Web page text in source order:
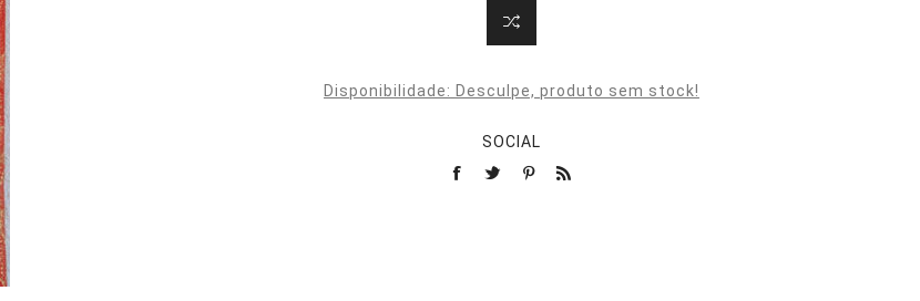
Disponibilidade: Desculpe, produto sem stock!
SOCIAL